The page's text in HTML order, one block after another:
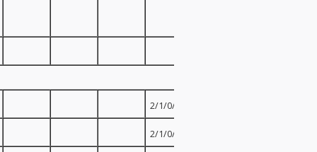
2/1/0/v/4
2/1/0/v/4